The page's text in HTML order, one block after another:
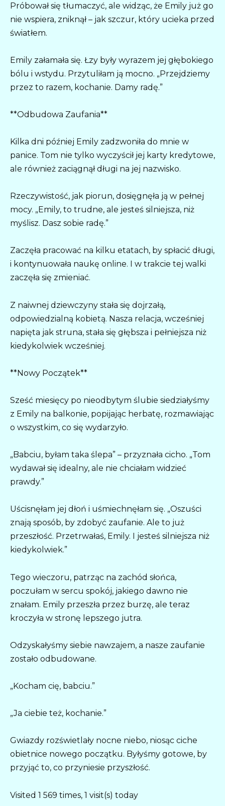
Próbował się tłumaczyć, ale widząc, że Emily już go
nie wspiera, zniknął – jak szczur, który ucieka przed
światłem.
Emily załamała się. Łzy były wyrazem jej głębokiego
bólu i wstydu. Przytuliłam ją mocno. „Przejdziemy
przez to razem, kochanie. Damy radę.”
**Odbudowa Zaufania**
Kilka dni później Emily zadzwoniła do mnie w
panice. Tom nie tylko wyczyścił jej karty kredytowe,
ale również zaciągnął długi na jej nazwisko.
Rzeczywistość, jak piorun, dosięgnęła ją w pełnej
mocy. „Emily, to trudne, ale jesteś silniejsza, niż
myślisz. Dasz sobie radę.”
Zaczęła pracować na kilku etatach, by spłacić długi,
i kontynuowała naukę online. I w trakcie tej walki
zaczęła się zmieniać.
Z naiwnej dziewczyny stała się dojrzałą,
odpowiedzialną kobietą. Nasza relacja, wcześniej
napięta jak struna, stała się głębsza i pełniejsza niż
kiedykolwiek wcześniej.
**Nowy Początek**
Sześć miesięcy po nieodbytym ślubie siedziałyśmy
z Emily na balkonie, popijając herbatę, rozmawiając
o wszystkim, co się wydarzyło.
„Babciu, byłam taka ślepa” – przyznała cicho. „Tom
wydawał się idealny, ale nie chciałam widzieć
prawdy.”
Uścisnęłam jej dłoń i uśmiechnęłam się. „Oszuści
znają sposób, by zdobyć zaufanie. Ale to już
przeszłość. Przetrwałaś, Emily. I jesteś silniejsza niż
kiedykolwiek.”
Tego wieczoru, patrząc na zachód słońca,
poczułam w sercu spokój, jakiego dawno nie
znałam. Emily przeszła przez burzę, ale teraz
kroczyła w stronę lepszego jutra.
Odzyskałyśmy siebie nawzajem, a nasze zaufanie
zostało odbudowane.
„Kocham cię, babciu.”
„Ja ciebie też, kochanie.”
Gwiazdy rozświetlały nocne niebo, niosąc ciche
obietnice nowego początku. Byłyśmy gotowe, by
przyjąć to, co przyniesie przyszłość.
Visited 1 569 times, 1 visit(s) today